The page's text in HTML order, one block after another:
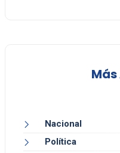
Nacional
Política